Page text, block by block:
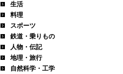
生活
料理
スポーツ
鉄道・乗りもの
人物・伝記
地理・旅行
自然科学・工学